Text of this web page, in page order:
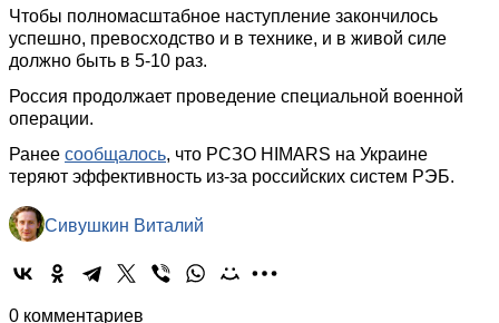
Чтобы полномасштабное наступление закончилось
успешно, превосходство и в технике, и в живой силе
должно быть в 5-10 раз.
Россия продолжает проведение специальной военной
операции.
Ранее сообщалось, что РСЗО HIMARS на Украине
теряют эффективность из-за российских систем РЭБ.
Сивушкин Виталий
0 комментариев